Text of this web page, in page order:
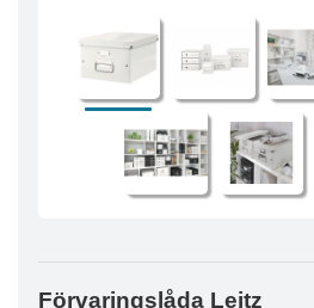
Förvaringslåda Leitz